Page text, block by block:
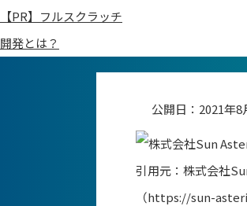
【PR】フルスクラッチ
開発とは？
公開日： 2021年8
引用元：株式会社
（https://sun-